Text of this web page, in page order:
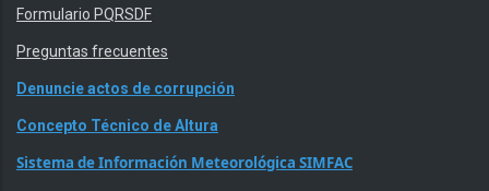
Formulario PQRSDF
Preguntas frecuentes
Denuncie actos de corrupción
Concepto Técnico de Altura
Sistema de Información Meteorológica SIMFAC